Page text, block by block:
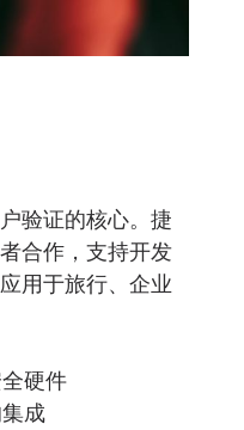
验证的核心。捷
合作，支持开发
用于旅行、企业
硬件
成